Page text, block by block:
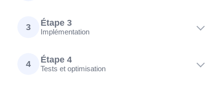
3 Étape 3
Implémentation
4 Étape 4
Tests et optimisation